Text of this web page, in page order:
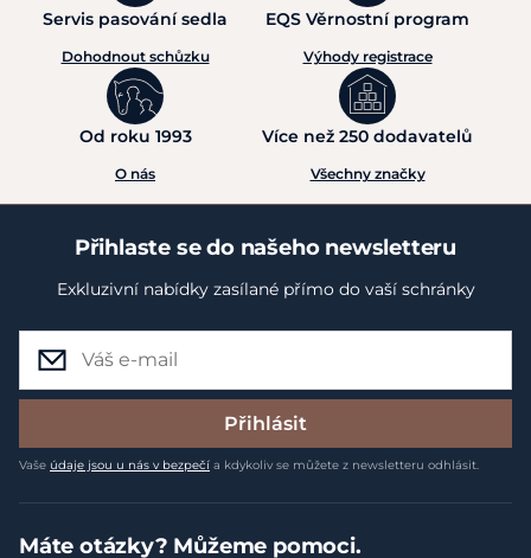
Servis pasování sedla
Dohodnout schůzku
EQS Věrnostní program
Výhody registrace
Od roku 1993
O nás
Více než 250 dodavatelů
Všechny značky
Přihlaste se do našeho newsletteru
Exkluzivní nabídky zasílané přímo do vaší schránky
Přihlásit
Vaše údaje jsou u nás v bezpečí a kdykoliv se můžete z newsletteru odhlásit.
Máte otázky? Můžeme pomoci.